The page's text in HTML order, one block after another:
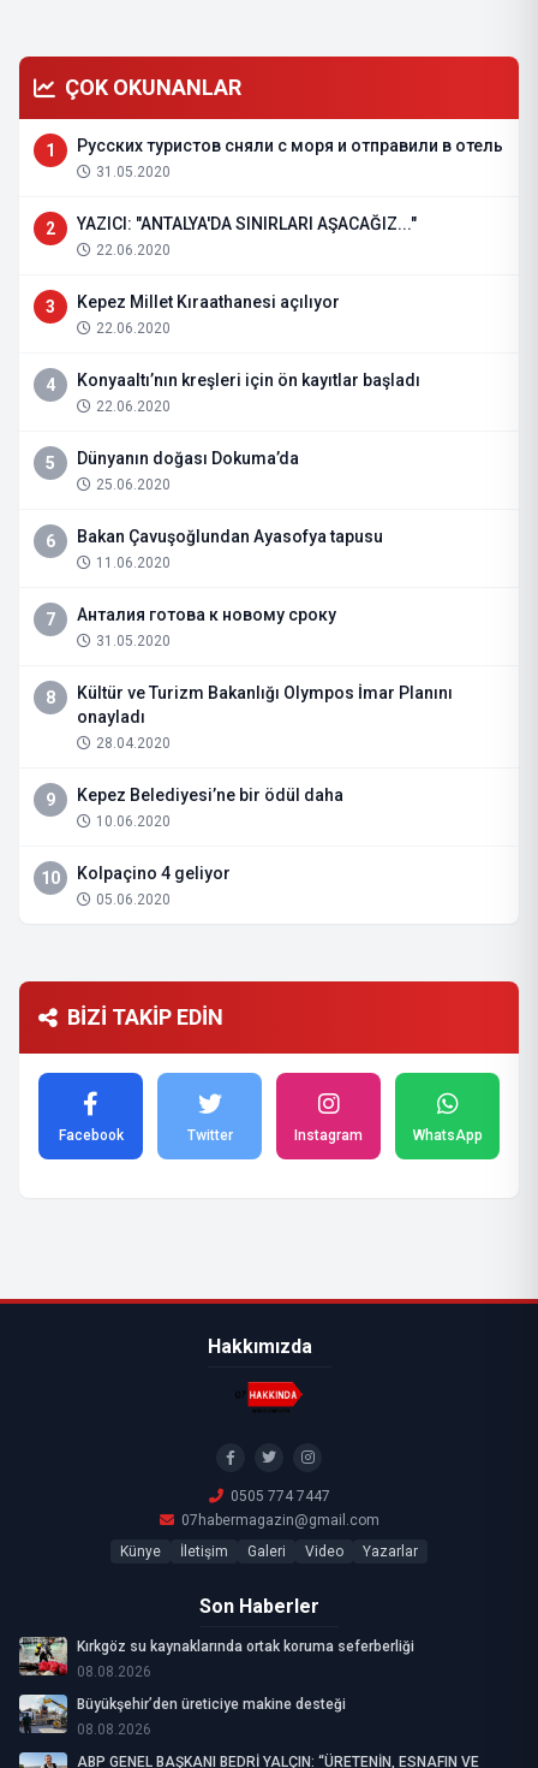
ÇOK OKUNANLAR
1 Русских туристов сняли с моря и отправили в отель
31.05.2020
2 YAZICI: "ANTALYA'DA SINIRLARI AŞACAĞIZ..."
22.06.2020
3 Kepez Millet Kıraathanesi açılıyor
22.06.2020
4 Konyaaltı’nın kreşleri için ön kayıtlar başladı
22.06.2020
5 Dünyanın doğası Dokuma’da
25.06.2020
6 Bakan Çavuşoğlundan Ayasofya tapusu
11.06.2020
7 Анталия готова к новому сроку
31.05.2020
8
Kültür ve Turizm Bakanlığı Olympos İmar Planını
onayladı
28.04.2020
9 Kepez Belediyesi’ne bir ödül daha
10.06.2020
10 Kolpaçino 4 geliyor
05.06.2020
BİZİ TAKİP EDİN
Facebook Twitter Instagram WhatsApp
Hakkımızda
0505 774 7447
07habermagazin@gmail.com
Künye
İletişim Galeri Video Yazarlar
Son Haberler
Kırkgöz su kaynaklarında ortak koruma seferberliği
08.08.2026
Büyükşehir’den üreticiye makine desteği
08.08.2026
ABP GENEL BAŞKANI BEDRİ YALÇIN: “ÜRETENİN, ESNAFIN VE